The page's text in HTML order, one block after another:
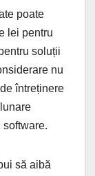
poate
lei pentru
soluții
nu
întreținere
să aibă